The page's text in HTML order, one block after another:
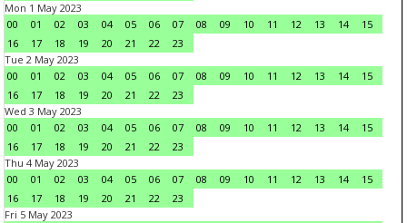
Mon 1 May 2023
00
01 02 03 04 05 06 07 08 09 10 11 12 13 14
15
16
17 18 19 20 21 22
23
Tue 2 May 2023
00
01 02 03 04 05 06 07 08 09 10 11 12 13 14
15
16
17 18 19 20 21 22
23
Wed 3 May 2023
00
01 02 03 04 05 06 07 08 09 10 11 12 13 14
15
16
17 18 19 20 21 22
23
Thu 4 May 2023
00
01 02 03 04 05 06 07 08 09 10 11 12 13 14
15
16
17 18 19 20 21 22
23
Fri 5 May 2023